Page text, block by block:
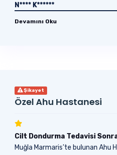
N**** K******
Devamını Oku
Şikayet
Özel Ahu Hastanesi
Cilt Dondurma Tedavisi
Muğla Marmaris’te bulunan Ahu